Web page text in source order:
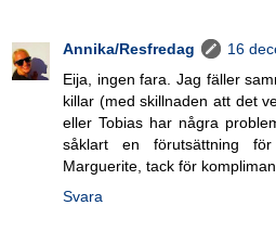
Annika/Resfredag
16
Eija, ingen fara. Jag fäller
killar (med skillnaden att det
eller Tobias har några
såklart en förutsättning
Marguerite, tack för
Svara